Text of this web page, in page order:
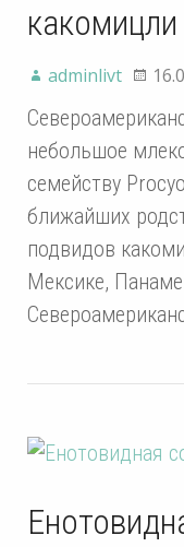
какомицли
adminlivt
небольшое
семейству
ближайших
подвидов
Мексике,